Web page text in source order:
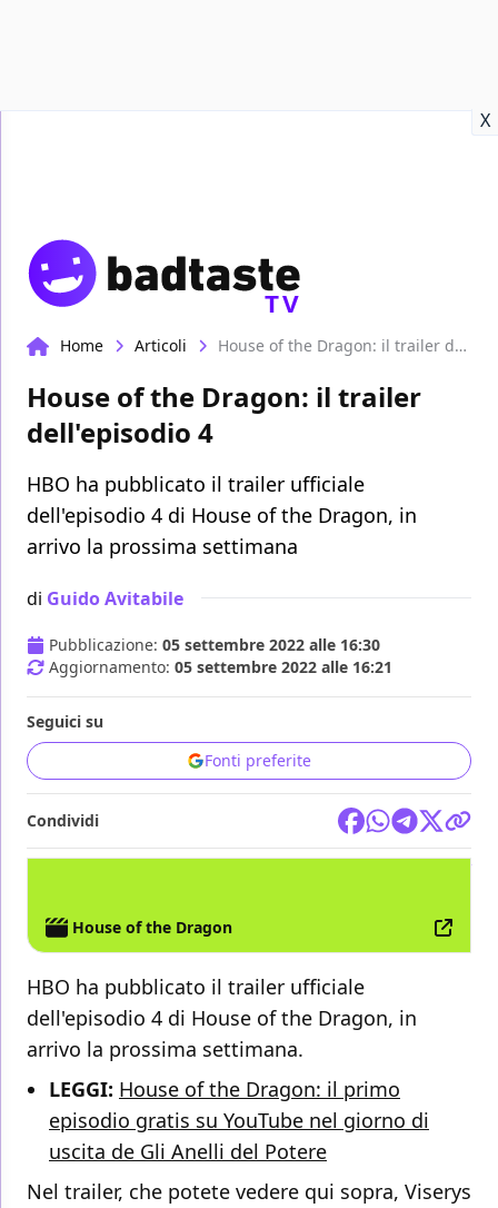
X
TV
Home Articoli House of the Dragon: il trailer dell'episodio 4
House of the Dragon: il trailer
dell'episodio 4
HBO ha pubblicato il trailer ufficiale
dell'episodio 4 di House of the Dragon, in
arrivo la prossima settimana
di Guido Avitabile
Pubblicazione: 05 settembre 2022 alle 16:30
Aggiornamento: 05 settembre 2022 alle 16:21
Seguici su
Fonti preferite
Condividi
House of the Dragon
HBO ha pubblicato il trailer ufficiale
dell'episodio 4 di House of the Dragon, in
arrivo la prossima settimana.
LEGGI: House of the Dragon: il primo
episodio gratis su YouTube nel giorno di
uscita de Gli Anelli del Potere
Nel trailer, che potete vedere qui sopra, Viserys